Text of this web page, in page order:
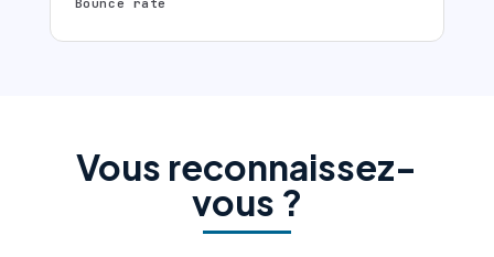
Vous reconnaissez-
vous ?